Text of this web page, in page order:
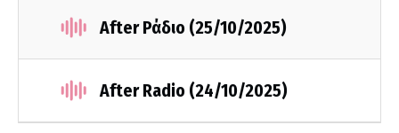
After Ράδιο (25/10/2025)
After Radio (24/10/2025)